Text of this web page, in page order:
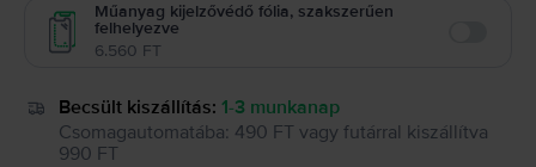
Műanyag kijelzővédő fólia, szakszerűen
felhelyezve
6.560 FT
Becsült kiszállítás: 1-3 munkanap
Csomagautomatába: 490 FT vagy futárral kiszállítva
990 FT